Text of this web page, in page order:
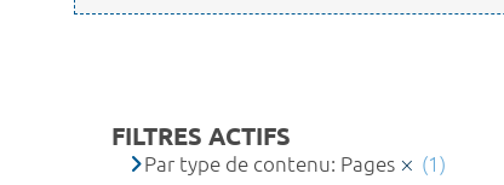
FILTRES ACTIFS
Par type de contenu: Pages
(1)